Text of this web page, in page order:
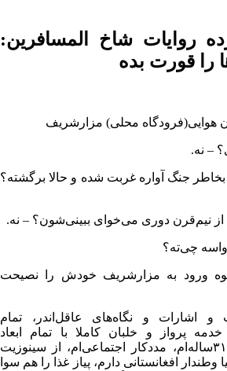
روایات شاخ المسافرین:
را قورت بده
هوایی(فرودگاه محلی) مزارشریف
– نه.
بخاطر جنگ آواره غربت شده و حالا برگشته؟
از نیم‌قرن دوری می‌خوای ببینی‌شون؟ – نه.
چی‌ته؟
ورود به مزارشریف خودش را نصیحت
اشارات و نگاه‌های عاقل‌اندر، تمام
پرواز و خلبان کاملا با تمام ابعاد
شخصیتی‌ام آشنا شدند: ۳۱ساله‌ام، مددکار اجتماعی‌ام، از سینوزیت
افغانستانی دارم، پیاز غذا را هم سوا